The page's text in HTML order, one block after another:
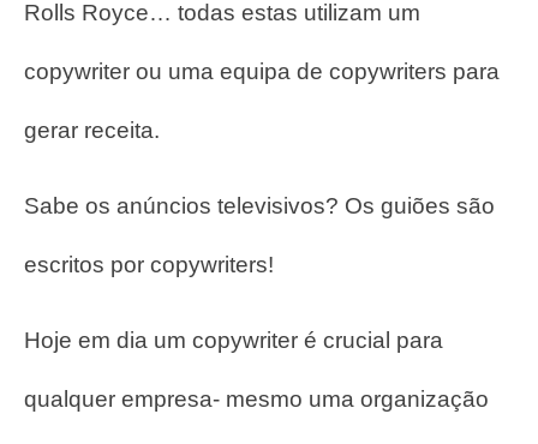
Rolls Royce… todas estas utilizam um
copywriter ou uma equipa de copywriters para
gerar receita.
Sabe os anúncios televisivos? Os guiões são
escritos por copywriters!
Hoje em dia um copywriter é crucial para
qualquer empresa- mesmo uma organização